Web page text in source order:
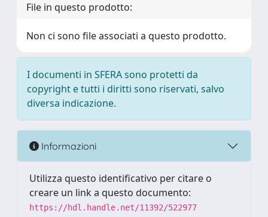
File in questo prodotto:
Non ci sono file associati a questo prodotto.
I documenti in SFERA sono protetti da
copyright e tutti i diritti sono riservati, salvo
diversa indicazione.
Informazioni
Utilizza questo identificativo per citare o
creare un link a questo documento:
https://hdl.handle.net/11392/522977